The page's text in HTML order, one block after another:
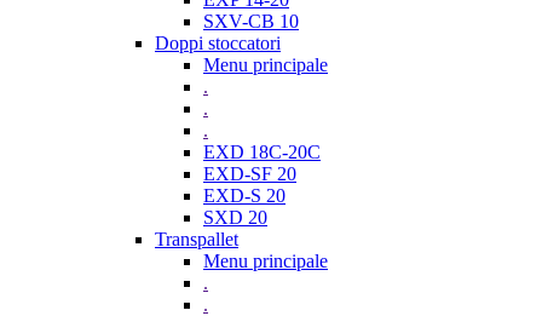
SXV-CB 10
Doppi stoccatori
Menu principale
.
.
.
EXD 18C-20C
EXD-SF 20
EXD-S 20
SXD 20
Transpallet
Menu principale
.
.